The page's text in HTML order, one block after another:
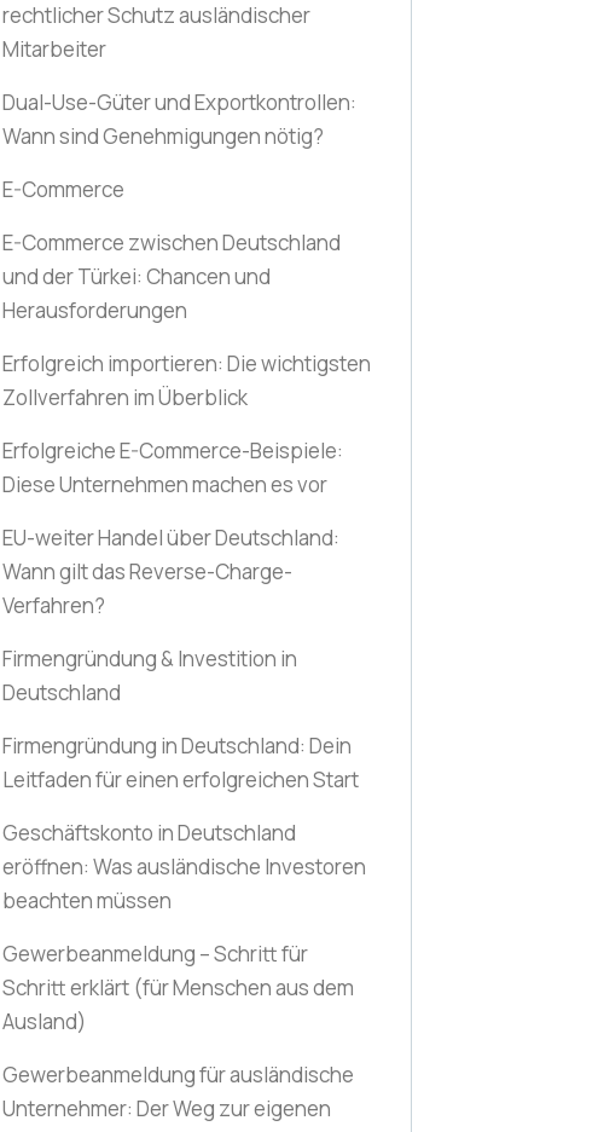
rechtlicher Schutz ausländischer
Mitarbeiter
Dual-Use-Güter und Exportkontrollen:
Wann sind Genehmigungen nötig?
E-Commerce
E-Commerce zwischen Deutschland
und der Türkei: Chancen und
Herausforderungen
Erfolgreich importieren: Die wichtigsten
Zollverfahren im Überblick
Erfolgreiche E-Commerce-Beispiele:
Diese Unternehmen machen es vor
EU-weiter Handel über Deutschland:
Wann gilt das Reverse-Charge-
Verfahren?
Firmengründung & Investition in
Deutschland
Firmengründung in Deutschland: Dein
Leitfaden für einen erfolgreichen Start
Geschäftskonto in Deutschland
eröffnen: Was ausländische Investoren
beachten müssen
Gewerbeanmeldung – Schritt für
Schritt erklärt (für Menschen aus dem
Ausland)
Gewerbeanmeldung für ausländische
Unternehmer: Der Weg zur eigenen